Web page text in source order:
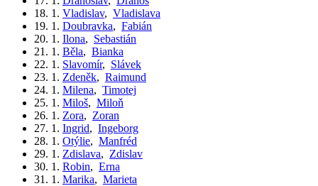
18. 1. Vladislav, Vladislava
19. 1. Doubravka, Fabián
20. 1. Ilona, Sebastián
21. 1. Běla, Bianka
22. 1. Slavomír, Slávek
23. 1. Zdeněk, Raimund
24. 1. Milena, Timotej
25. 1. Miloš, Miloň
26. 1. Zora, Zoran
27. 1. Ingrid, Ingeborg
28. 1. Otýlie, Manfréd
29. 1. Zdislava, Zdislav
30. 1. Robin, Erna
31. 1. Marika, Marieta